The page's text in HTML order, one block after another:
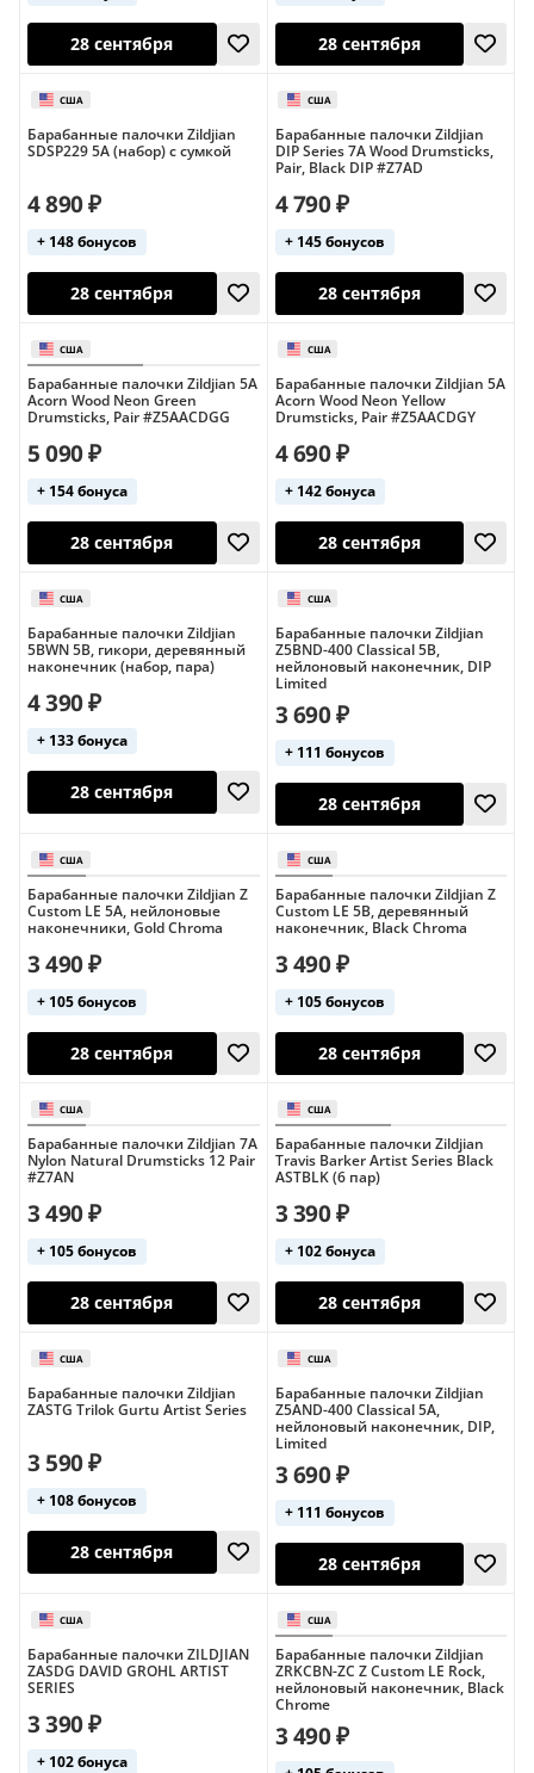
28 сентября 28 сентября
США
28 сентября
США
Барабанные палочки Zildjian
SDSP229 5A (набор) с сумкой
США
4 890 ₽
+ 148 бонусов
28 сентября
Барабанные палочки Zildjian
DIP Series 7A Wood Drumsticks,
Pair, Black DIP #Z7AD
США
4 790 ₽
+ 145 бонусов
28 сентября
Барабанные палочки Zildjian 5A
Acorn Wood Neon Green
Drumsticks, Pair #Z5AACDGG
5 090 ₽
+ 154 бонуса
28 сентября
Барабанные палочки Zildjian 5A
Acorn Wood Neon Yellow
Drumsticks, Pair #Z5AACDGY
4 690 ₽
+ 142 бонуса
28 сентября
Барабанные палочки Zildjian
5BWN 5B, гикори, деревянный
наконечник (набор, пара)
4 390 ₽
+ 133 бонуса
Барабанные палочки Zildjian
Z5BND-400 Classical 5B,
нейлоновый наконечник, DIP
Limited
3 690 ₽
+ 111 бонусов
28 сентября
Барабанные палочки Zildjian Z
Custom LE 5A, нейлоновые
наконечники, Gold Chroma
3 490 ₽
+ 105 бонусов
28 сентября
Барабанные палочки Zildjian Z
Custom LE 5B, деревянный
наконечник, Black Chroma
3 490 ₽
+ 105 бонусов
Барабанные палочки Zildjian 7A
Nylon Natural Drumsticks 12 Pair
#Z7AN
3 490 ₽
+ 105 бонусов
Барабанные палочки Zildjian
Travis Barker Artist Series Black
ASTBLK (6 пар)
3 390 ₽
+ 102 бонуса
Барабанные палочки Zildjian
ZASTG Trilok Gurtu Artist Series
3 590 ₽
+ 108 бонусов
Барабанные палочки Zildjian
Z5AND-400 Classical 5A,
нейлоновый наконечник, DIP,
Limited
3 690 ₽
+ 111 бонусов
Барабанные палочки ZILDJIAN
ZASDG DAVID GROHL ARTIST
SERIES
3 390 ₽
+ 102 бонуса
Барабанные палочки Zildjian
ZRKCBN-ZC Z Custom LE Rock,
нейлоновый наконечник, Black
Chrome
3 490 ₽